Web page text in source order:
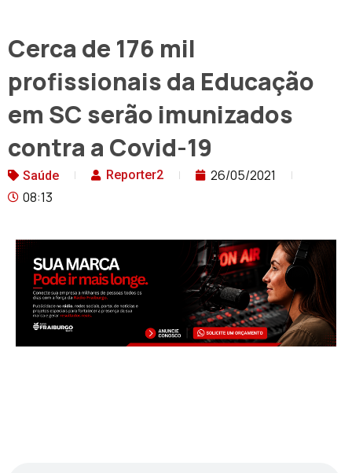
Cerca de 176 mil
profissionais da Educação
em SC serão imunizados
contra a Covid-19
Saúde Reporter2
26/05/2021
08:13